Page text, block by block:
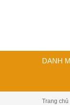
DANH
Trang chủ